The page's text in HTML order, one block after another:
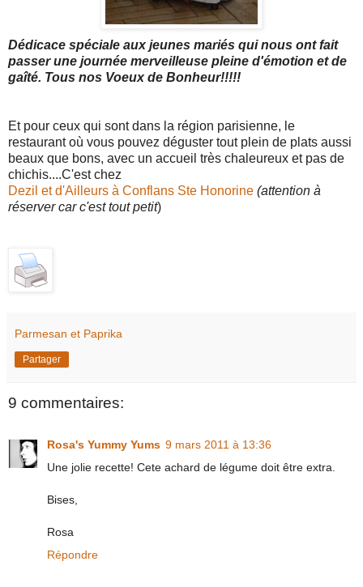
Dédicace spéciale aux jeunes mariés qui nous ont fait
passer une journée merveilleuse pleine d'émotion et de
gaîté. Tous nos Voeux de Bonheur!!!!!
Et pour ceux qui sont dans la région parisienne, le
restaurant où vous pouvez déguster tout plein de plats aussi
beaux que bons, avec un accueil très chaleureux et pas de
chichis....C'est chez
Dezil et d'Ailleurs à Conflans Ste Honorine (attention à
réserver car c'est tout petit)
Parmesan et Paprika
Partager
9 commentaires:
Rosa's Yummy Yums 9 mars 2011 à 13:36
Une jolie recette! Cete achard de légume doit être extra.
Bises,
Rosa
Répondre